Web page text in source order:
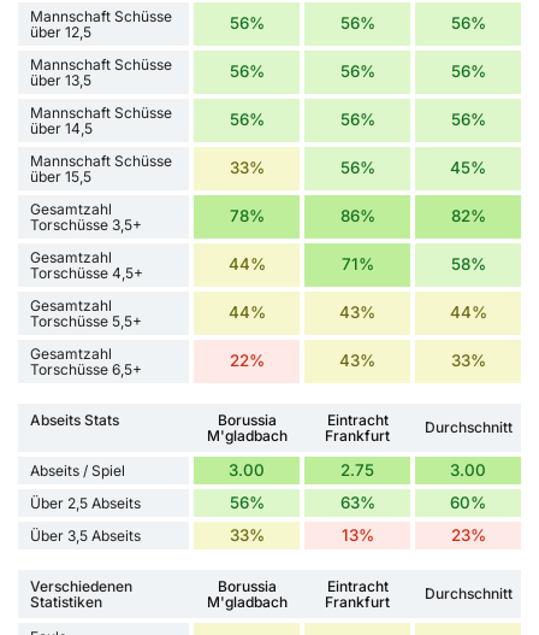
Mannschaft Schüsse
über 12,5
56% 56% 56%
Mannschaft Schüsse
über 13,5
56% 56% 56%
Mannschaft Schüsse
über 14,5
56% 56% 56%
Mannschaft Schüsse
über 15,5
33% 56% 45%
Gesamtzahl
Torschüsse 3,5+
78% 86% 82%
Gesamtzahl
Torschüsse 4,5+
44% 71% 58%
Gesamtzahl
Torschüsse 5,5+
44% 43% 44%
Gesamtzahl
Torschüsse 6,5+
22% 43% 33%
Abseits Stats
Borussia
M'gladbach
Eintracht
Frankfurt
Durchschnitt
Abseits / Spiel 3.00 2.75 3.00
Über 2,5 Abseits 56% 63% 60%
Über 3,5 Abseits 33% 13% 23%
Verschiedenen
Statistiken
Borussia
M'gladbach
Eintracht
Frankfurt
Durchschnitt